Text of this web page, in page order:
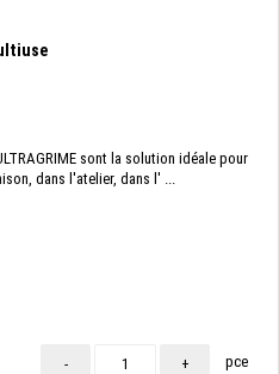
sont la solution idéale pour
dans l'atelier, dans l' ...
- + pce